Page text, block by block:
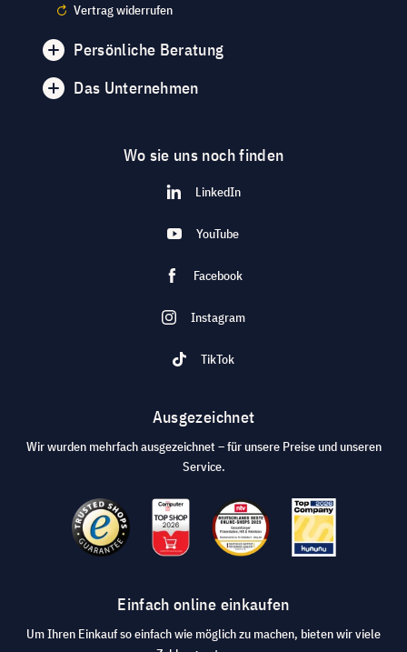
Vertrag widerrufen
Persönliche Beratung
Das Unternehmen
Wo sie uns noch finden
LinkedIn
YouTube
Facebook
Instagram
TikTok
Ausgezeichnet
Wir wurden mehrfach ausgezeichnet – für unsere Preise und unseren
Service.
Einfach online einkaufen
Um Ihren Einkauf so einfach wie möglich zu machen, bieten wir viele